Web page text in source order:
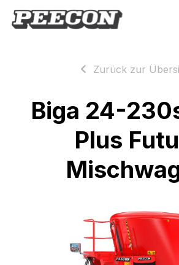
Zurück zur
Biga 24-
Plus